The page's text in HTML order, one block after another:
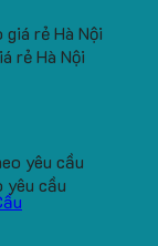
rẻ Hà Nội
yêu cầu